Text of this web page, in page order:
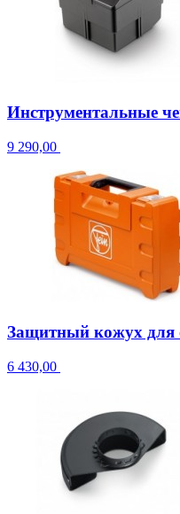
Инструментальные
9 290,00
Защитный кожух для
6 430,00